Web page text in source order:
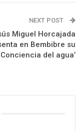
NEXT POST
Miguel Horcajada
en Bembibre su
del agua’